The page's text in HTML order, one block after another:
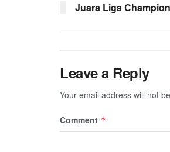
Juara Liga
Leave a Reply
Your email address will not
Comment *